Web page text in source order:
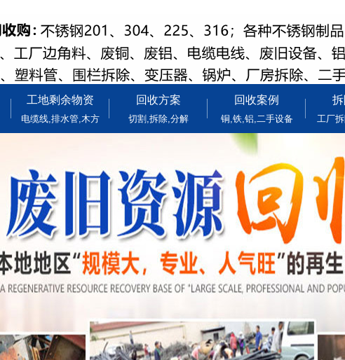
工地剩余物资
电缆线,排水管,木方
回收方案
切割,拆除,分解
回收案例
铜,铁,铝,二手设备 工厂